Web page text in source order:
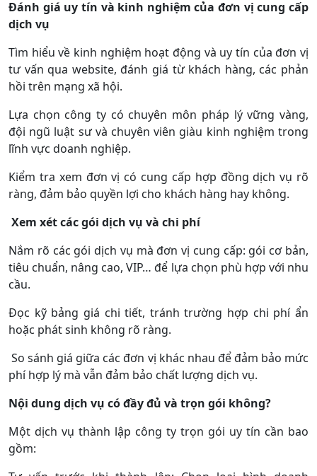
Đánh giá uy tín và kinh nghiệm của đơn vị cung cấp
dịch vụ
Tìm hiểu về kinh nghiệm hoạt động và uy tín của đơn vị
tư vấn qua website, đánh giá từ khách hàng, các phản
hồi trên mạng xã hội.
Lựa chọn công ty có chuyên môn pháp lý vững vàng,
đội ngũ luật sư và chuyên viên giàu kinh nghiệm trong
lĩnh vực doanh nghiệp.
Kiểm tra xem đơn vị có cung cấp hợp đồng dịch vụ rõ
ràng, đảm bảo quyền lợi cho khách hàng hay không.
Xem xét các gói dịch vụ và chi phí
Nắm rõ các gói dịch vụ mà đơn vị cung cấp: gói cơ bản,
tiêu chuẩn, nâng cao, VIP… để lựa chọn phù hợp với nhu
cầu.
Đọc kỹ bảng giá chi tiết, tránh trường hợp chi phí ẩn
hoặc phát sinh không rõ ràng.
So sánh giá giữa các đơn vị khác nhau để đảm bảo mức
phí hợp lý mà vẫn đảm bảo chất lượng dịch vụ.
Nội dung dịch vụ có đầy đủ và trọn gói không?
Một dịch vụ thành lập công ty trọn gói uy tín cần bao
gồm: